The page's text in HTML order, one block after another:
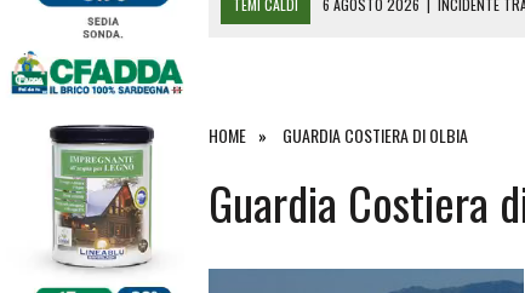
TEMI CALDI 6 AGOSTO 2026 | INCIDENTE
27 LUGLIO 2026 | OMICIDIO A BARI SARDO,
HOME GUARDIA COSTIERA DI OLBIA
Guardia Costiera